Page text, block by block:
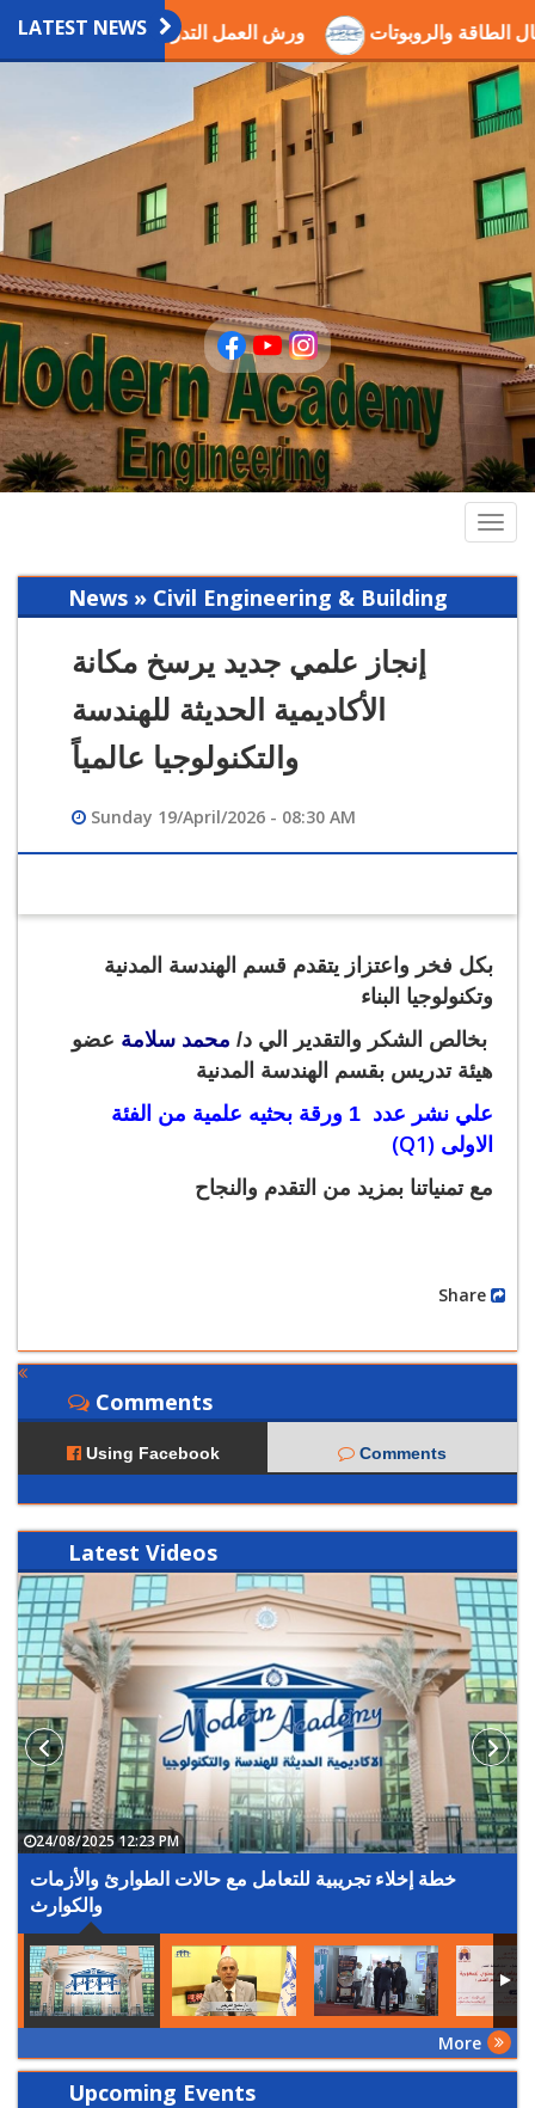
LATEST NEWS الطاقة والروبوتات ورش العمل التدريبية العلمية
News » Civil Engineering & Building
إنجاز علمي جديد يرسخ مكانة
الأكاديمية الحديثة للهندسة
والتكنولوجيا عالمياً
Sunday 19/April/2026 - 08:30 AM
​بكل فخر واعتزاز يتقدم قسم الهندسة المدنية
وتكنولوجيا البناء
بخالص الشكر والتقدير الي د/ محمد سلامة عضو
هيئة تدريس بقسم الهندسة المدنية
علي نشر عدد 1
ورقة بحثيه علمية من الفئة
الاولى (Q1)
مع تمنياتنا بمزيد من التقدم والنجاح
Comments
Using Facebook Comments
Latest Videos
خطة إخلاء تجريبية للتعامل مع حالات الطوارئ والأزمات
والكوارث
24/08/2025 12:23 PM
More
Upcoming Events